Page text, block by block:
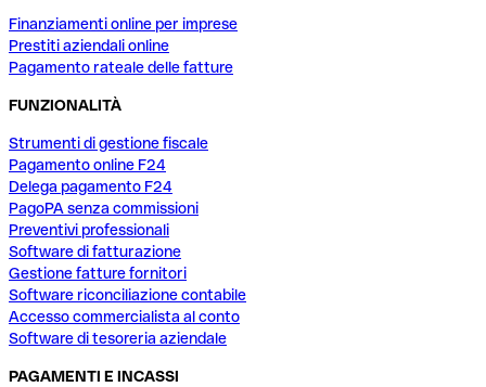
Finanziamenti online per imprese
Prestiti aziendali online
Pagamento rateale delle fatture
FUNZIONALITÀ
Strumenti di gestione fiscale
Pagamento online F24
Delega pagamento F24
PagoPA senza commissioni
Preventivi professionali
Software di fatturazione
Gestione fatture fornitori
Software riconciliazione contabile
Accesso commercialista al conto
Software di tesoreria aziendale
PAGAMENTI E INCASSI